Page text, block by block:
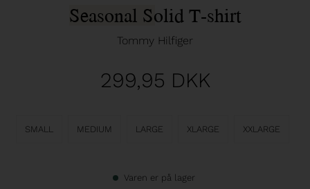
Seasonal Solid T-shirt
Tommy Hilfiger
299,95 DKK
SMALL MEDIUM LARGE XLARGE XXLARGE
Varen er på lager